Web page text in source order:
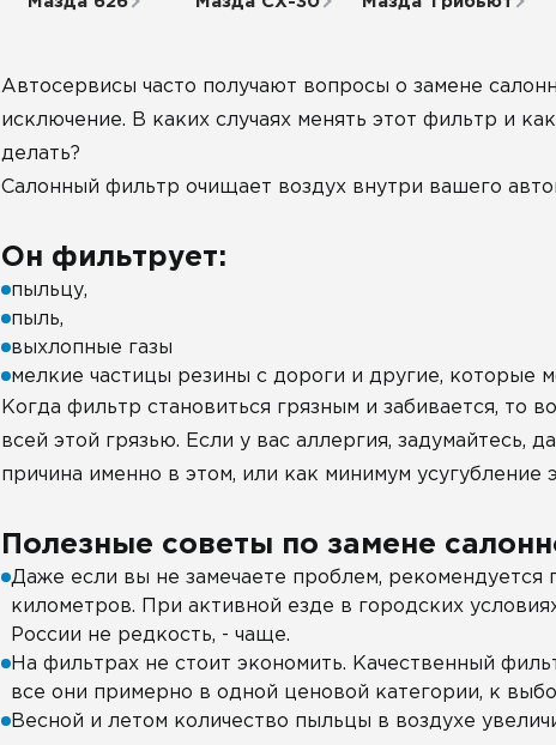
Автосервисы часто получают вопросы о замене
исключение. В каких случаях менять этот фильтр и
делать?
Салонный фильтр очищает воздух внутри вашего
Он фильтрует:
пыльцу,
пыль,
выхлопные газы
мелкие частицы резины с дороги и другие, которые
Когда фильтр становиться грязным и забивается, то
всей этой грязью. Если у вас аллергия,
причина именно в этом, или как минимум усугубление
Полезные советы по замене
Даже если вы не замечаете проблем, рекомендуется
километров. При активной езде в городских
России не редкость, - чаще.
На фильтрах не стоит экономить. Качественный
все они примерно в одной ценовой категории, к
Весной и летом количество пыльцы в воздухе